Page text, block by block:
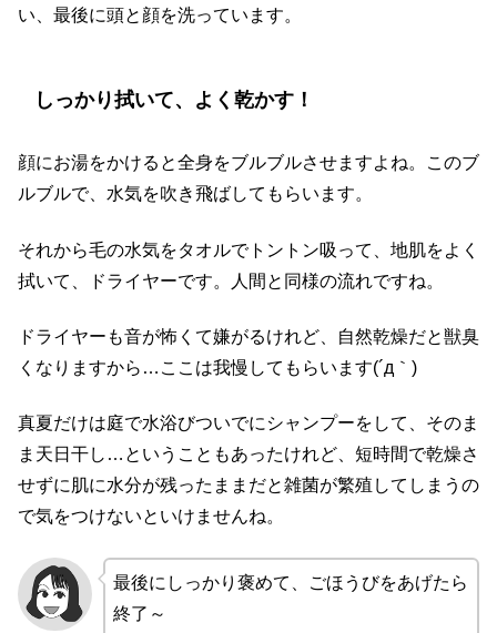
い、最後に頭と顔を洗っています。
しっかり拭いて、よく乾かす！
顔にお湯をかけると全身をブルブルさせますよね。このブ
ルブルで、水気を吹き飛ばしてもらいます。
それから毛の水気をタオルでトントン吸って、地肌をよく
拭いて、ドライヤーです。人間と同様の流れですね。
ドライヤーも音が怖くて嫌がるけれど、自然乾燥だと獣臭
くなりますから…ここは我慢してもらいます(´д｀)
真夏だけは庭で水浴びついでにシャンプーをして、そのま
ま天日干し…ということもあったけれど、短時間で乾燥さ
せずに肌に水分が残ったままだと雑菌が繁殖してしまうの
で気をつけないといけませんね。
最後にしっかり褒めて、ごほうびをあげたら
終了～